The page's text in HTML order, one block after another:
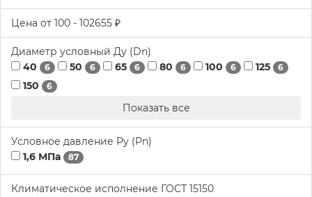
Цена от 100 - 102655 ₽
Диаметр условный Ду (Dn)
40
6 50 6 65 6 80 6 100 6 125 6
150 6
Показать все
Условное давление Ру (Pn)
1,6 МПа
87
Климатическое исполнение ГОСТ 15150